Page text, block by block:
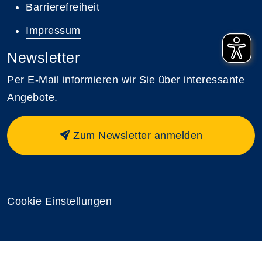
Barrierefreiheit
Impressum
Newsletter
Per E-Mail informieren wir Sie über interessante
Angebote.
Zum Newsletter anmelden
Cookie Einstellungen